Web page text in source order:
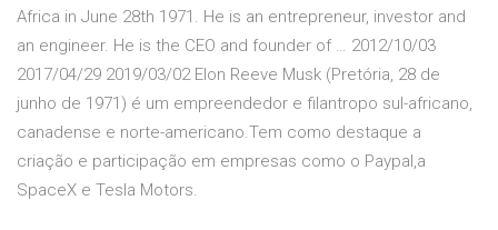
Africa in June 28th 1971. He is an entrepreneur, investor and
an engineer. He is the CEO and founder of … 2012/10/03
2017/04/29 2019/03/02 Elon Reeve Musk (Pretória, 28 de
junho de 1971) é um empreendedor e filantropo sul-africano,
canadense e norte-americano.Tem como destaque a
criação e participação em empresas como o Paypal,a
SpaceX e Tesla Motors.